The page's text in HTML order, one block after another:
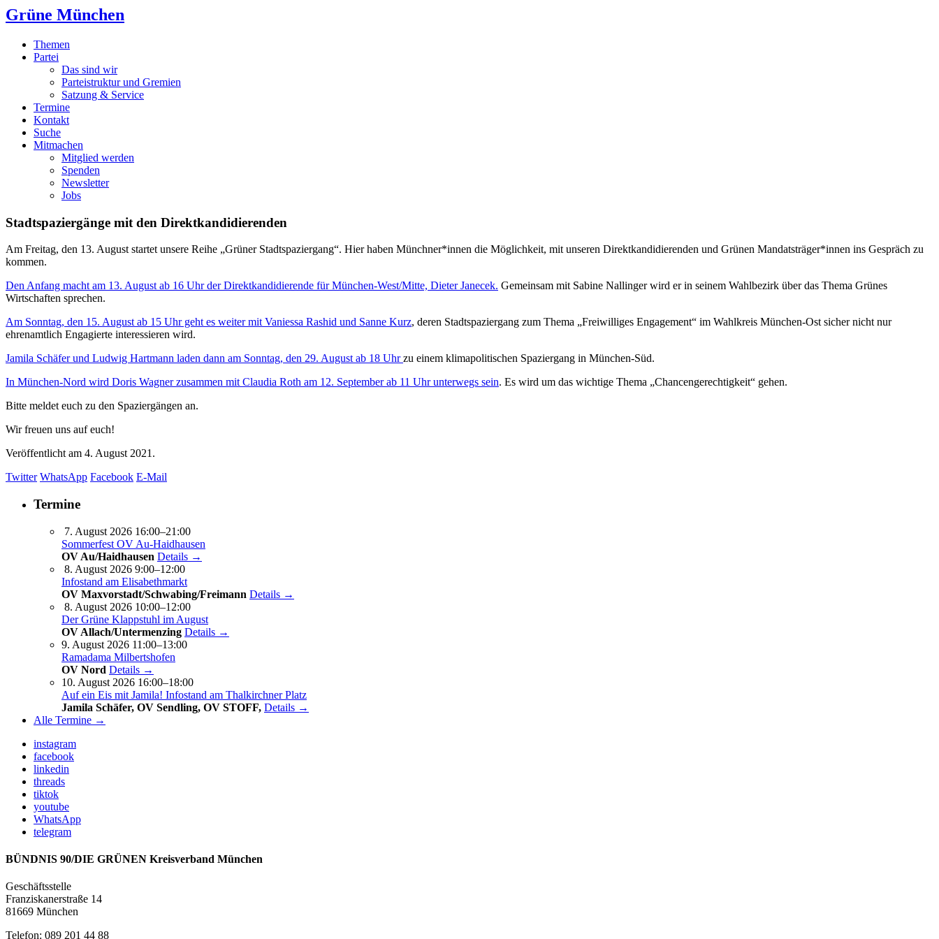
Grüne München
Themen
Partei
Das sind wir
Parteistruktur und Gremien
Satzung & Service
Termine
Kontakt
Suche
Mitmachen
Mitglied werden
Spenden
Newsletter
Jobs
Stadtspaziergänge mit den Direktkandidierenden
Am Freitag, den 13. August startet unsere Reihe „Grüner Stadtspaziergang“. Hier haben Münchner*innen die Möglichkeit, mit unseren Direktkandidierenden und Grünen Mandatsträger*innen ins Gespräch zu
kommen.
Den Anfang macht am 13. August ab 16 Uhr der Direktkandidierende für München-West/Mitte, Dieter Janecek. Gemeinsam mit Sabine Nallinger wird er in seinem Wahlbezirk über das Thema Grünes
Wirtschaften sprechen.
Am Sonntag, den 15. August ab 15 Uhr geht es weiter mit Vaniessa Rashid und Sanne Kurz, deren Stadtspaziergang zum Thema „Freiwilliges Engagement“ im Wahlkreis München-Ost sicher nicht nur
ehrenamtlich Engagierte interessieren wird.
Jamila Schäfer und Ludwig Hartmann laden dann am Sonntag, den 29. August ab 18 Uhrzu einem klimapolitischen Spaziergang in München-Süd.
In München-Nord wird Doris Wagner zusammen mit Claudia Roth am 12. September ab 11 Uhr unterwegs sein. Es wird um das wichtige Thema „Chancengerechtigkeit“ gehen.
Bitte meldet euch zu den Spaziergängen an.
Wir freuen uns auf euch!
Veröffentlicht am 4. August 2021.
Twitter WhatsApp Facebook E-Mail
Termine
7. August 2026 16:00–21:00
Sommerfest OV Au-Haidhausen
OV Au/Haidhausen Details →
8. August 2026 9:00–12:00
Infostand am Elisabethmarkt
OV Maxvorstadt/Schwabing/Freimann Details →
8. August 2026 10:00–12:00
Der Grüne Klappstuhl im August
OV Allach/Untermenzing Details →
9. August 2026 11:00–13:00
Ramadama Milbertshofen
OV Nord Details →
10. August 2026 16:00–18:00
Auf ein Eis mit Jamila! Infostand am Thalkirchner Platz
Jamila Schäfer, OV Sendling, OV STOFF, Details →
Alle Termine →
instagram
facebook
linkedin
threads
tiktok
youtube
WhatsApp
telegram
BÜNDNIS 90/DIE GRÜNEN Kreisverband München
Geschäftsstelle
Franziskanerstraße 14
81669 München
Telefon: 089 201 44 88